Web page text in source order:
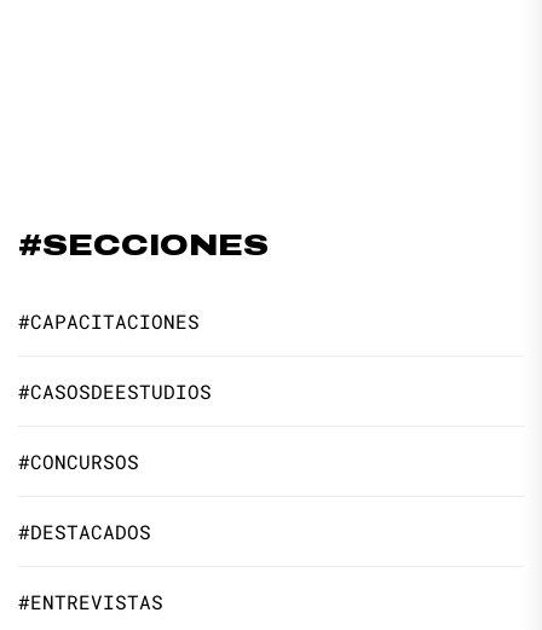
#SECCIONES
#CAPACITACIONES
#CASOSDEESTUDIOS
#CONCURSOS
#DESTACADOS
#ENTREVISTAS